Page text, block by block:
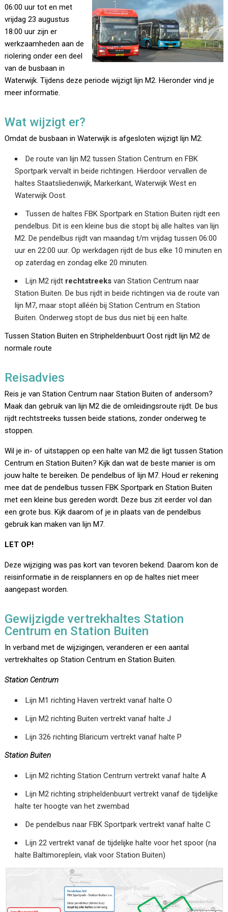
06:00 uur tot en met
vrijdag 23 augustus
18:00 uur zijn er
werkzaamheden aan de
riolering onder een deel
van de busbaan in
Waterwijk. Tijdens deze periode wijzigt lijn M2. Hieronder vind je
meer informatie.
Wat wijzigt er?
Omdat de busbaan in Waterwijk is afgesloten wijzigt lijn M2:
De route van lijn M2 tussen Station Centrum en FBK
Sportpark vervalt in beide richtingen. Hierdoor vervallen de
haltes Staatsliedenwijk, Markerkant, Waterwijk West en
Waterwijk Oost.
Tussen de haltes FBK Sportpark en Station Buiten rijdt een
pendelbus. Dit is een kleine bus die stopt bij alle haltes van lijn
M2. De pendelbus rijdt van maandag t/m vrijdag tussen 06:00
uur en 22:00 uur. Op werkdagen rijdt de bus elke 10 minuten en
op zaterdag en zondag elke 20 minuten.
Lijn M2 rijdt rechtstreeks van Station Centrum naar
Station Buiten. De bus rijdt in beide richtingen via de route van
lijn M7, maar stopt alléén bij Station Centrum en Station
Buiten. Onderweg stopt de bus dus niet bij een halte.
Tussen Station Buiten en Stripheldenbuurt Oost rijdt lijn M2 de
normale route
Reisadvies
Reis je van Station Centrum naar Station Buiten of andersom?
Maak dan gebruik van lijn M2 die de omleidingsroute rijdt. De bus
rijdt rechtstreeks tussen beide stations, zonder onderweg te
stoppen.
Wil je in- of uitstappen op een halte van M2 die ligt tussen Station
Centrum en Station Buiten? Kijk dan wat de beste manier is om
jouw halte te bereiken. De pendelbus of lijn M7. Houd er rekening
mee dat de pendelbus tussen FBK Sportpark en Station Buiten
met een kleine bus gereden wordt. Deze bus zit eerder vol dan
een grote bus. Kijk daarom of je in plaats van de pendelbus
gebruik kan maken van lijn M7.
LET OP!
Deze wijziging was pas kort van tevoren bekend. Daarom kon de
reisinformatie in de reisplanners en op de haltes niet meer
aangepast worden.
Gewijzigde vertrekhaltes Station
Centrum en Station Buiten
In verband met de wijzigingen, veranderen er een aantal
vertrekhaltes op Station Centrum en Station Buiten.
Station Centrum
Lijn M1 richting Haven vertrekt vanaf halte O
Lijn M2 richting Buiten vertrekt vanaf halte J
Lijn 326 richting Blaricum vertrekt vanaf halte P
Station Buiten
Lijn M2 richting Station Centrum vertrekt vanaf halte A
Lijn M2 richting stripheldenbuurt vertrekt vanaf de tijdelijke
halte ter hoogte van het zwembad
De pendelbus naar FBK Sportpark vertrekt vanaf halte C
Lijn 22 vertrekt vanaf de tijdelijke halte voor het spoor (na
halte Baltimoreplein, vlak voor Station Buiten)